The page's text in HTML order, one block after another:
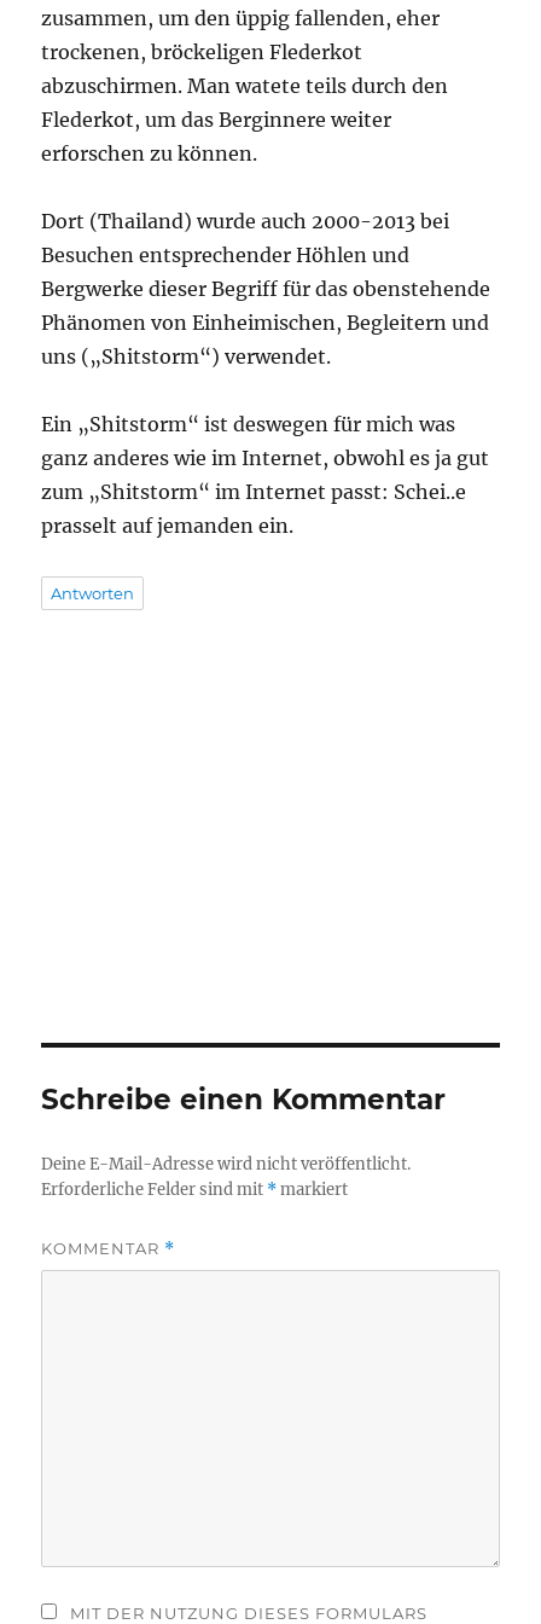
zusammen, um den üppig fallenden, eher
trockenen, bröckeligen Flederkot
abzuschirmen. Man watete teils durch den
Flederkot, um das Berginnere weiter
erforschen zu können.
Dort (Thailand) wurde auch 2000-2013 bei
Besuchen entsprechender Höhlen und
Bergwerke dieser Begriff für das obenstehende
Phänomen von Einheimischen, Begleitern und
uns („Shitstorm“) verwendet.
Ein „Shitstorm“ ist deswegen für mich was
ganz anderes wie im Internet, obwohl es ja gut
zum „Shitstorm“ im Internet passt: Schei..e
prasselt auf jemanden ein.
Antworten
Schreibe einen Kommentar
Deine E-Mail-Adresse wird nicht veröffentlicht.
Erforderliche Felder sind mit *markiert
KOMMENTAR *
MIT DER NUTZUNG DIESES FORMULARS